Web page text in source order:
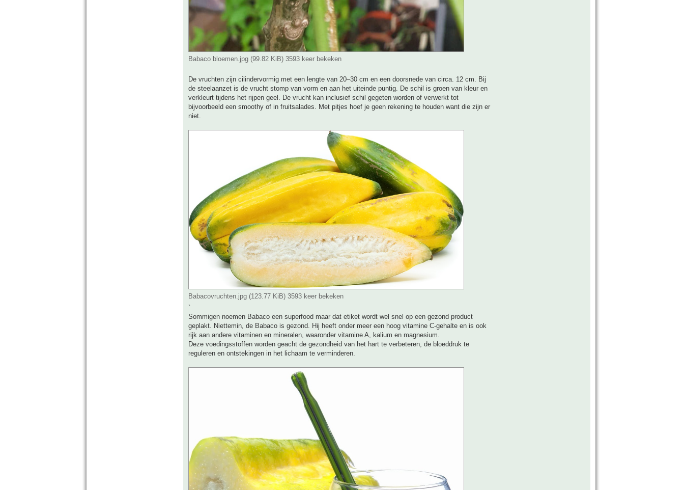
Babaco bloemen.jpg (99.82 KiB) 3593 keer bekeken
De vruchten zijn cilindervormig met een lengte van 20–30 cm en een doorsnede van circa. 12 cm. Bij
de steelaanzet is de vrucht stomp van vorm en aan het uiteinde puntig. De schil is groen van kleur en
verkleurt tijdens het rijpen geel. De vrucht kan inclusief schil gegeten worden of verwerkt tot
bijvoorbeeld een smoothy of in fruitsalades. Met pitjes hoef je geen rekening te houden want die zijn er
niet.
Babacovruchten.jpg (123.77 KiB) 3593 keer bekeken
`
Sommigen noemen Babaco een superfood maar dat etiket wordt wel snel op een gezond product
geplakt. Niettemin, de Babaco is gezond. Hij heeft onder meer een hoog vitamine C-gehalte en is ook
rijk aan andere vitaminen en mineralen, waaronder vitamine A, kalium en magnesium.
Deze voedingsstoffen worden geacht de gezondheid van het hart te verbeteren, de bloeddruk te
reguleren en ontstekingen in het lichaam te verminderen.